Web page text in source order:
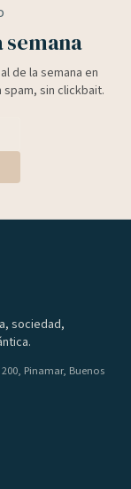
semana
de la semana en
spam, sin clickbait.
sociedad,
200, Pinamar, Buenos